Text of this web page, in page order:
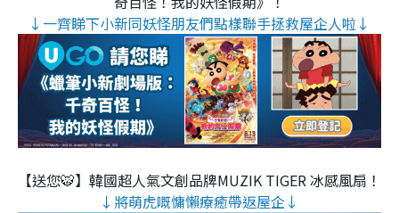
↓一齊睇下小新同妖怪朋友們點樣聯手拯救屋企人啦↓
【送您🐯】韓國超人氣文創品牌MUZIK TIGER 冰感風扇！
↓將萌虎嘅慵懶療癒帶返屋企↓